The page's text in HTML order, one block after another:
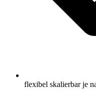
flexibel skalierbar je